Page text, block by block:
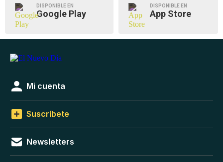
DISPONIBLE EN
Google Play
DISPONIBLE EN
App Store
Mi cuenta
Suscríbete
Newsletters